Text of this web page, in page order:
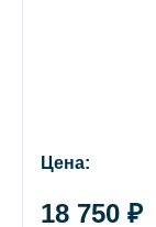
Цена:
18 750 ₽